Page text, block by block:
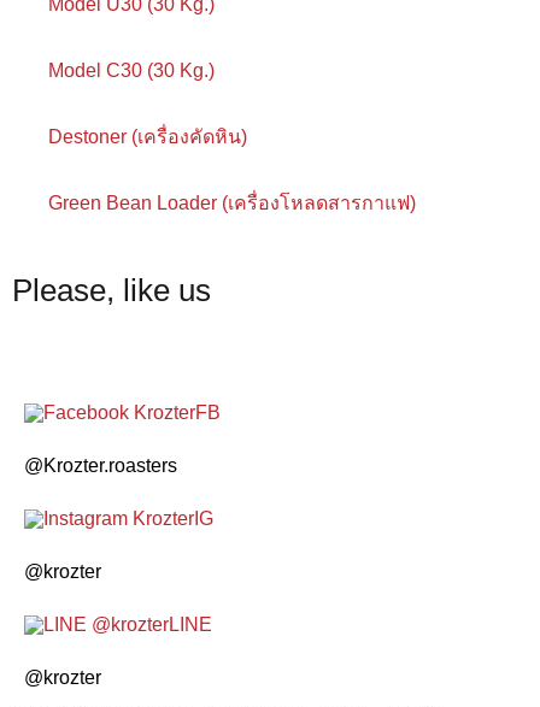
Model C30 (30 Kg.)
Destoner (เครื่องคัดหิน)
Green Bean Loader (เครื่องโหลดสารกาแฟ)
Please, like us
FB
@Krozter.roasters
IG
@krozter
LINE
@krozter